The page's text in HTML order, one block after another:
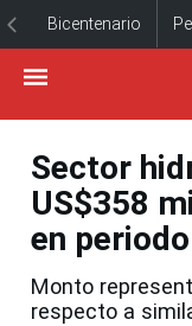
Bicentenario
Sector
US$358
en
Monto
respecto a